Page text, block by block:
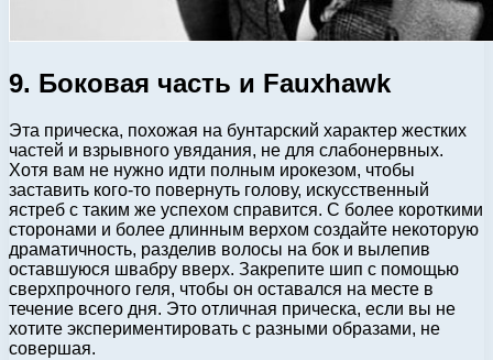
9. Боковая часть и Fauxhawk
Эта прическа, похожая на бунтарский характер жестких
частей и взрывного увядания, не для слабонервных.
Хотя вам не нужно идти полным ирокезом, чтобы
заставить кого-то повернуть голову, искусственный
ястреб с таким же успехом справится. С более короткими
сторонами и более длинным верхом создайте некоторую
драматичность, разделив волосы на бок и вылепив
оставшуюся швабру вверх. Закрепите шип с помощью
сверхпрочного геля, чтобы он оставался на месте в
течение всего дня. Это отличная прическа, если вы не
хотите экспериментировать с разными образами, не
совершая.